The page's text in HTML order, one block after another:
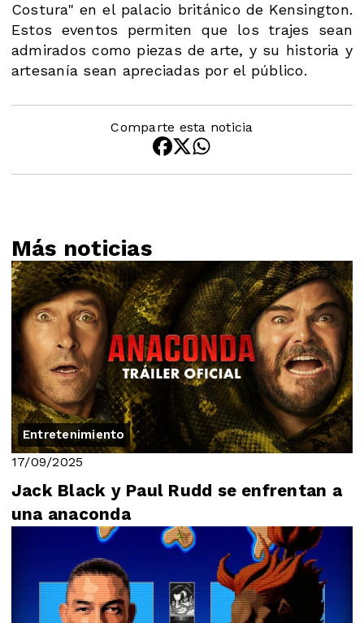
Costura" en el palacio británico de Kensington.
Estos eventos permiten que los trajes sean
admirados como piezas de arte, y su historia y
artesanía sean apreciadas por el público.
Comparte esta noticia
Más noticias
Entretenimiento
17/09/2025
Jack Black y Paul Rudd se enfrentan a
una anaconda